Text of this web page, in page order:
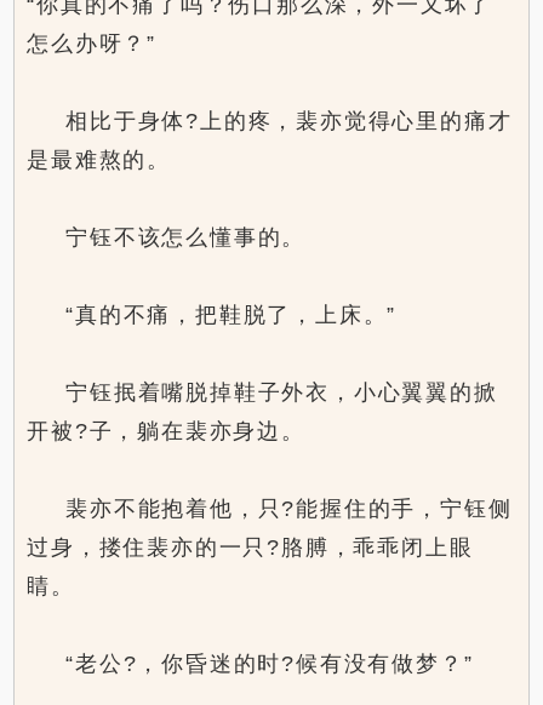
“你真的不痛了吗？伤口那么深，外一又坏了
怎么办呀？”
相比于身体?上的疼，裴亦觉得心里的痛才
是最难熬的。
宁钰不该怎么懂事的。
“真的不痛，把鞋脱了，上床。”
宁钰抿着嘴脱掉鞋子外衣，小心翼翼的掀
开被?子，躺在裴亦身边。
裴亦不能抱着他，只?能握住的手，宁钰侧
过身，搂住裴亦的一只?胳膊，乖乖闭上眼
睛。
“老公?，你昏迷的时?候有没有做梦？”